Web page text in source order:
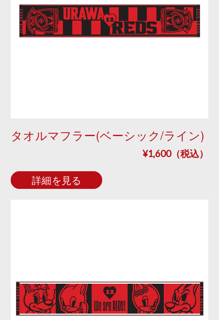
タオルマフラー(ベーシック/ライン)
¥1,600（税込）
詳細を見る